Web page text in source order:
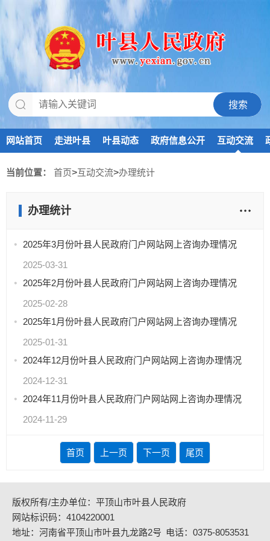
网站首页 走进叶县 叶县动态 政府信息公开 互动交流
当前位置： 首页>互动交流>办理统计
办理统计
2025年3月份叶县人民政府门户网站网上咨询办理情况
2025-03-31
2025年2月份叶县人民政府门户网站网上咨询办理情况
2025-02-28
2025年1月份叶县人民政府门户网站网上咨询办理情况
2025-01-31
2024年12月份叶县人民政府门户网站网上咨询办理情况
2024-12-31
2024年11月份叶县人民政府门户网站网上咨询办理情况
2024-11-29
首页 上一页 下一页 尾页
版权所有/主办单位：平顶山市叶县人民政府
网站标识码：4104220001
地址：河南省平顶山市叶县九龙路2号 电话：0375-8053531